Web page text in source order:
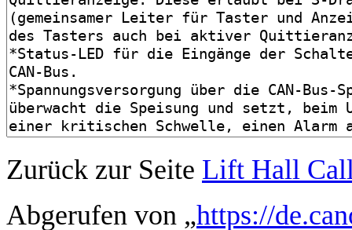
Zurück zur Seite Lift Hall
Abgerufen von „https://